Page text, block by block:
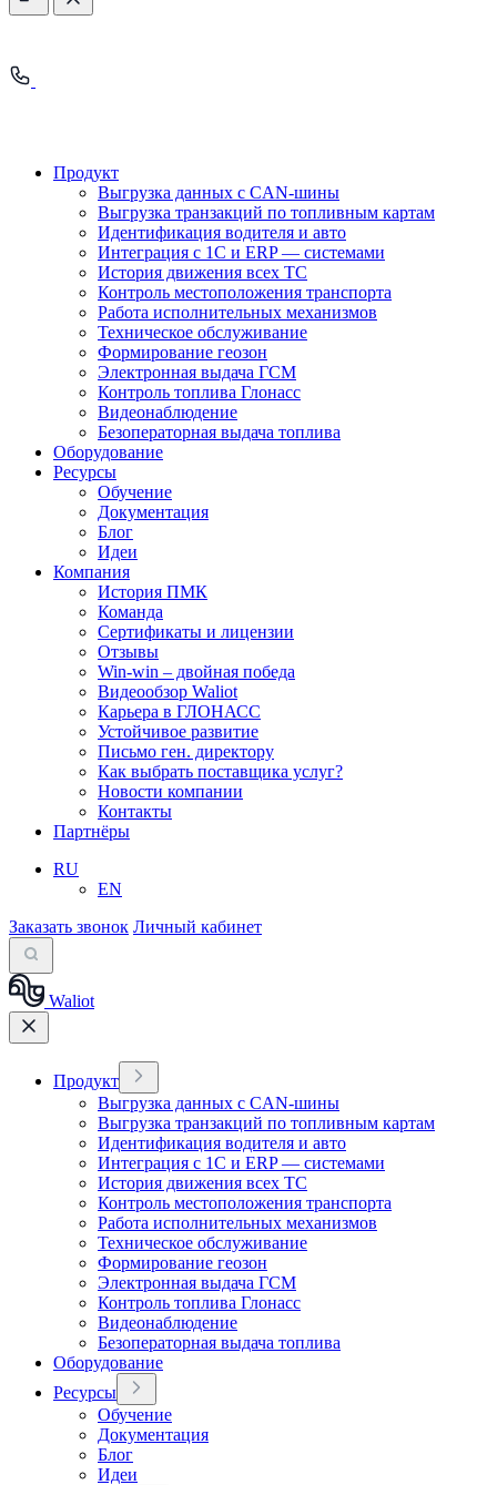
Продукт
Выгрузка данных с CAN-шины
Выгрузка транзакций по топливным картам
Идентификация водителя и авто
Интеграция с 1С и ERP — системами
История движения всех ТС
Контроль местоположения транспорта
Работа исполнительных механизмов
Техническое обслуживание
Формирование геозон
Электронная выдача ГСМ
Контроль топлива Глонасс
Видеонаблюдение
Безоператорная выдача топлива
Оборудование
Ресурсы
Обучение
Документация
Блог
Идеи
Компания
История ПМК
Команда
Сертификаты и лицензии
Отзывы
Win-win – двойная победа
Видеообзор Waliot
Карьера в ГЛОНАСС
Устойчивое развитие
Письмо ген. директору
Как выбрать поставщика услуг?
Новости компании
Контакты
Партнёры
RU
EN
Заказать звонок Личный кабинет
Waliot
Продукт
Выгрузка данных с CAN-шины
Выгрузка транзакций по топливным картам
Идентификация водителя и авто
Интеграция с 1С и ERP — системами
История движения всех ТС
Контроль местоположения транспорта
Работа исполнительных механизмов
Техническое обслуживание
Формирование геозон
Электронная выдача ГСМ
Контроль топлива Глонасс
Видеонаблюдение
Безоператорная выдача топлива
Оборудование
Ресурсы
Обучение
Документация
Блог
Идеи